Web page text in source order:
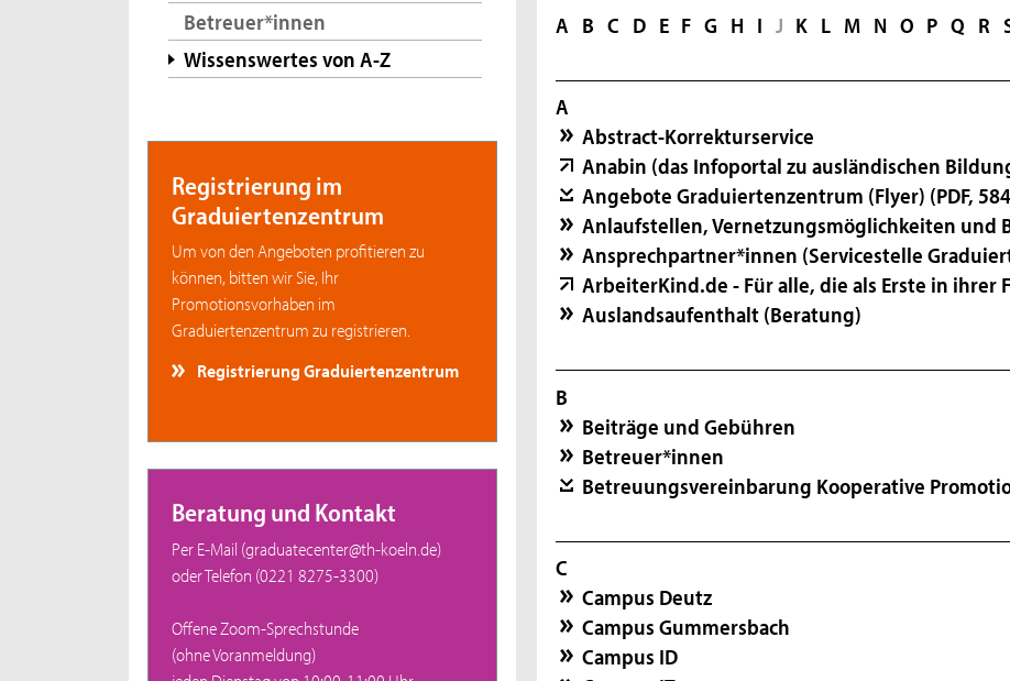
Betreuer*innen
Wissenswertes von A-Z
Registrierung im
Graduiertenzentrum
Um von den Angeboten profitieren zu
können, bitten wir Sie, Ihr
Promotionsvorhaben im
Graduiertenzentrum zu registrieren.
Registrierung Graduiertenzentrum
Beratung und Kontakt
Per E-Mail (graduatecenter@th-koeln.de)
oder Telefon (0221 8275-3300)
Offene Zoom-Sprechstunde
(ohne Voranmeldung)
A B C D E F G H I J K L M N O P Q R
A
Abstract-Korrekturservice
Anabin (das Infoportal zu ausländischen
Angebote Graduiertenzentrum (Flyer) (PDF,
Anlaufstellen, Vernetzungsmöglichkeiten und
Ansprechpartner*innen (Servicestelle
ArbeiterKind.de - Für alle, die als Erste in ihrer
Auslandsaufenthalt (Beratung)
B
Beiträge und Gebühren
Betreuer*innen
Betreuungsvereinbarung Kooperative
C
Campus Deutz
Campus Gummersbach
Campus ID